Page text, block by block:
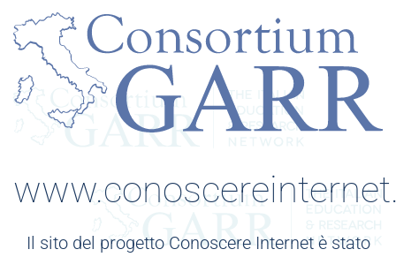
Il sito del progetto Conoscere Internet è stato